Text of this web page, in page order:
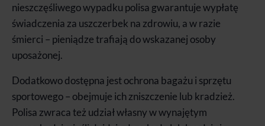
nieszczęśliwego wypadku polisa gwarantuje wypłatę
świadczenia za uszczerbek na zdrowiu, a w razie
śmierci – pieniądze trafiają do wskazanej osoby
uposażonej.
Dodatkowo dostępna jest ochrona bagażu i sprzętu
sportowego – obejmuje ich zniszczenie lub kradzież.
Polisa zwraca też udział własny w wynajętym